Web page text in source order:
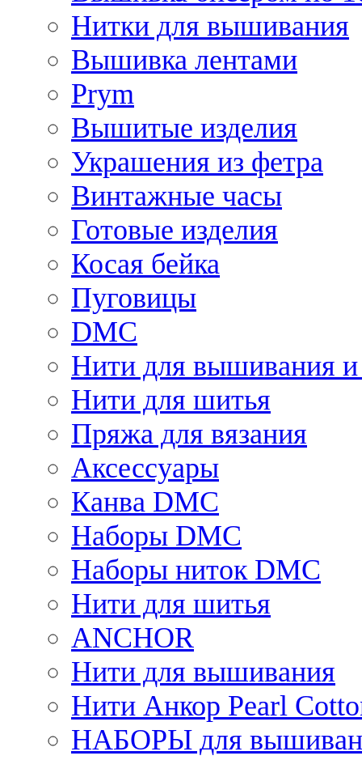
Нитки для вышивания
Вышивка лентами
Prym
Вышитые изделия
Украшения из фетра
Винтажные часы
Готовые изделия
Косая бейка
Пуговицы
DMC
Нити для вышивания и
Нити для шитья
Пряжа для вязания
Аксессуары
Канва DMC
Наборы DMC
Наборы ниток DMC
Нити для шитья
ANCHOR
Нити для вышивания
Нити Анкор Pearl
НАБОРЫ для